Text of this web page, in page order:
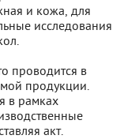
и кожа, для
исследования
проводится в
продукции.
в рамках
акт.